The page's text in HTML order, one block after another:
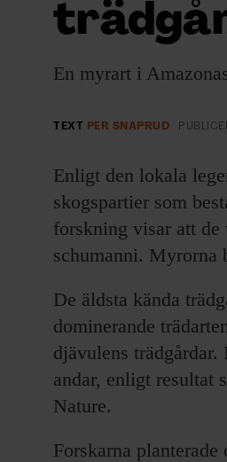
SHOP
OM F&F
En myrart i
TEXT PER SNAPRUD
Enligt den lokala
skogspartier som
forskning visar att
schumanni. Myrorna
De äldsta kända
dominerande
djävulens
andar, enligt resultat
Nature.
Forskarna